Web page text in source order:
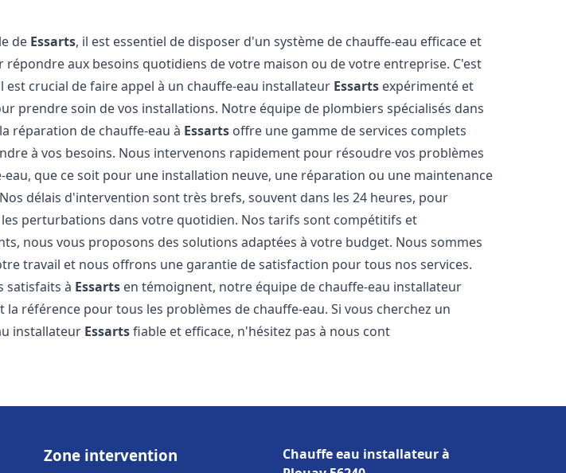
de Essarts, il est essentiel de disposer d'un système de chauffe-eau efficace et
répondre aux besoins quotidiens de votre maison ou de votre entreprise. C'est
est crucial de faire appel à un chauffe-eau installateur Essarts expérimenté et
prendre soin de vos installations. Notre équipe de plombiers spécialisés dans
réparation de chauffe-eau à Essarts offre une gamme de services complets
à vos besoins. Nous intervenons rapidement pour résoudre vos problèmes
eau, que ce soit pour une installation neuve, une réparation ou une maintenance
délais d'intervention sont très brefs, souvent dans les 24 heures, pour
perturbations dans votre quotidien. Nos tarifs sont compétitifs et
nous vous proposons des solutions adaptées à votre budget. Nous sommes
travail et nous offrons une garantie de satisfaction pour tous nos services.
satisfaits à Essarts en témoignent, notre équipe de chauffe-eau installateur
la référence pour tous les problèmes de chauffe-eau. Si vous cherchez un
installateur Essartsfiable et efficace, n'hésitez pas à nous cont
Zone intervention
Chauffe eau installateur à